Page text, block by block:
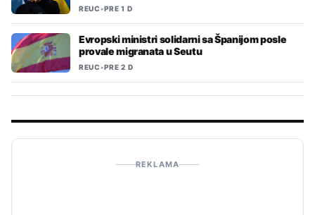
REUC•PRE 1 D
Evropski ministri solidarni sa Španijom posle
provale migranata u Seutu
REUC•PRE 2 D
REKLAMA